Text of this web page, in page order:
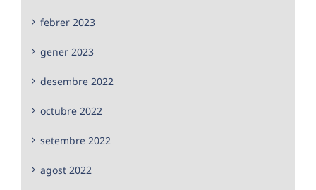
febrer 2023
gener 2023
desembre 2022
octubre 2022
setembre 2022
agost 2022